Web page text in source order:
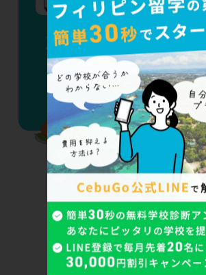
3rd
その他 渡航準備 語
アメリカ学生ビザから「
える——2026年9月15日
度廃止で変わる7つのポイン
カウンセラーへ今すぐ